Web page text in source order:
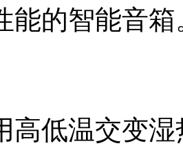
能的智能音箱
高低温交变